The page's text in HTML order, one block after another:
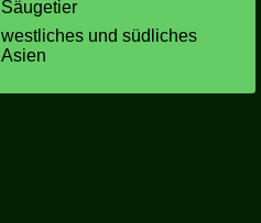
Säugetier
westliches und südliches
Asien